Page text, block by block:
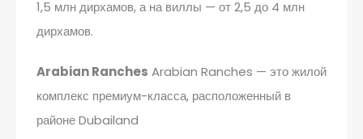
1,5 млн дирхамов, а на виллы — от 2,5 до 4 млн
дирхамов.
Arabian Ranches Arabian Ranches — это жилой
комплекс премиум-класса, расположенный в
районе Dubailand